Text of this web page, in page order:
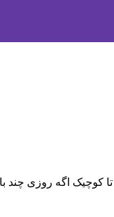
اگه روزی چند